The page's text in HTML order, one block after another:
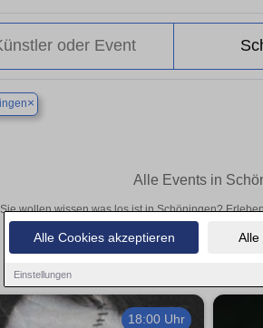
Alle Cookies akzeptieren Alle
Einstellungen
×
Alle Events in
Sie wollen wissen was los ist in Schöningen?
Theateraufführungen oder aufregende
18:00 Uhr